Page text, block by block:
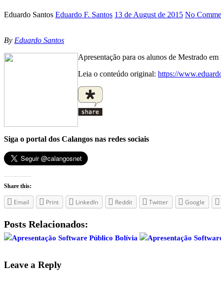
Eduardo Santos Eduardo F. Santos 13 de August de 2015 No
By Eduardo Santos
Apresentação para os alunos de Mestrado
Leia o conteúdo original: https://
Siga o portal dos Calangos nas redes sociais
Share this:
Email Print LinkedIn Reddit Twitter Google
Posts Relacionados:
Apresentação Software Público Bolívia Apresentação
Leave a Reply